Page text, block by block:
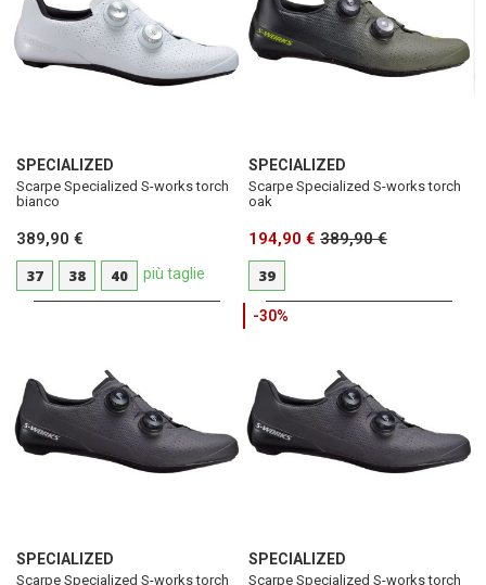
SPECIALIZED
Scarpe Specialized S-works torch
bianco
389,90 €
37
38 40 più taglie
SPECIALIZED
Scarpe Specialized S-works torch
oak
194,90 € 389,90 €
39
SPECIALIZED
Scarpe Specialized S-works torch
-30%
SPECIALIZED
Scarpe Specialized S-works torch